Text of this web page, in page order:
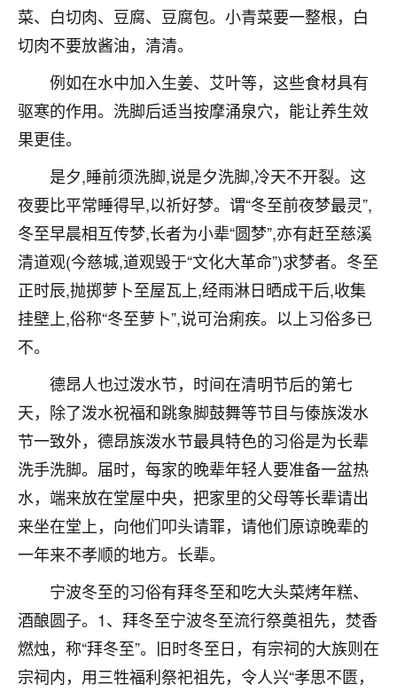
菜、白切肉、豆腐、豆腐包。小青菜要一整根，白
切肉不要放酱油，清清。
例如在水中加入生姜、艾叶等，这些食材具有
驱寒的作用。洗脚后适当按摩涌泉穴，能让养生效
果更佳。
是夕,睡前须洗脚,说是夕洗脚,冷天不开裂。这
夜要比平常睡得早,以祈好梦。谓“冬至前夜梦最灵”,
冬至早晨相互传梦,长者为小辈“圆梦”,亦有赶至慈溪
清道观(今慈城,道观毁于“文化大革命”)求梦者。冬至
正时辰,抛掷萝卜至屋瓦上,经雨淋日晒成干后,收集
挂壁上,俗称“冬至萝卜”,说可治痢疾。以上习俗多已
不。
德昂人也过泼水节，时间在清明节后的第七
天，除了泼水祝福和跳象脚鼓舞等节目与傣族泼水
节一致外，德昂族泼水节最具特色的习俗是为长辈
洗手洗脚。届时，每家的晚辈年轻人要准备一盆热
水，端来放在堂屋中央，把家里的父母等长辈请出
来坐在堂上，向他们叩头请罪，请他们原谅晚辈的
一年来不孝顺的地方。长辈。
宁波冬至的习俗有拜冬至和吃大头菜烤年糕、
酒酿圆子。1、拜冬至宁波冬至流行祭奠祖先，焚香
燃烛，称“拜冬至”。旧时冬至日，有宗祠的大族则在
宗祠内，用三牲福利祭祀祖先，令人兴“孝思不匮，
梦醒时分
我女儿高二叛逆，大半年不上学，一说她就要死要活
师，一开始我是病急乱投医，这半年来，法事一个个
做完，我女儿跟变了个人一样，不期望她能考多好的
大学，只要能安安稳稳的把书读了，身体心理都健健
康康的我就很知足了！
鹿森：可怜天下父母心啊！
3小时前 来自河北 16
付深
我是公司人事调整，有升迁机会，但同时竞争的我们
三个，找老师的时候是抱着侥幸心理，没想到老师看
后，我以为都没戏了，结果开年一上班，开会提拔升
职第一个就是我，职务无所谓，主要是底薪加了
3000，非常开心，无论如何，感恩感谢！🙏🏻
鹿森 ：恭喜升职加薪！！，请客吗？�
12小时前 来自北京 32
心心相印
我身体不太好，总是病病殃殃的，去检查又没什么大
问题，反正就是不舒服。中医西医看遍了，找不到问
题，后来无意中看到有人推荐慧来老师，跟老师聊过
之后，心情豁然开朗，也听老师建议，处理了一些因
果问题。今年以来，身体比以前好多，主要是心情好
了，老师说境随心转，现在深有体会了。